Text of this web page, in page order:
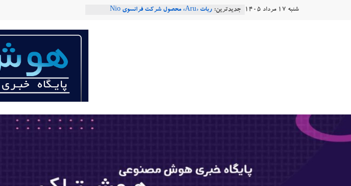
شنبه ۱۷ مرداد ۱۴۰۵ جدیدترین:
ربات «Aru» محصول شرکت فرانسوی Nio
خبری